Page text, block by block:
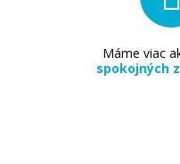
Fotopapier
g/m²,
Máme viac
spokojných